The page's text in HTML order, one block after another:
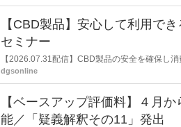
【CBD製品】安心して利用で
セミナー
【2026.07.31配信】CBD製品の安全を確保し
された団体である一般社団法人カンナビジオ
dgsonline
【ベースアップ評価料】４月
能／「疑義解釈その11」発出